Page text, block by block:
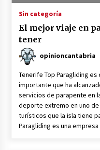
Sin categoría
El mejor viaje en
tener
opinioncantabria
Tenerife Top Paragliding
importante que ha
servicios de parapente en
deporte extremo en uno
turísticos que la isla tiene
Paragliding es una